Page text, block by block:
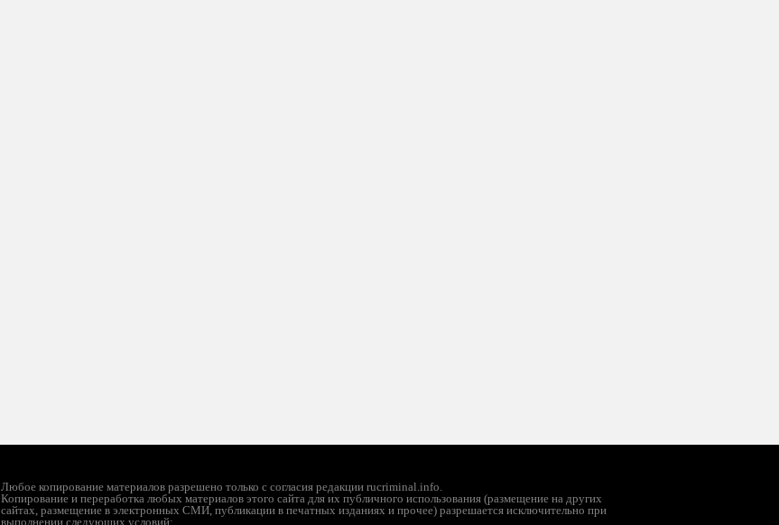
Любое копирование материалов разрешено только с согласия редакции rucriminal.info.
Копирование и переработка любых материалов этого сайта для их публичного использования (размещение на других
сайтах, размещение в электронных СМИ, публикации в печатных изданиях и прочее) разрешается исключительно при
выполнении следующих условий: